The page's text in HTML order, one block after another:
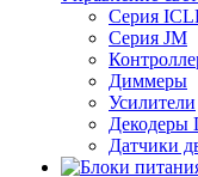
Серия
Серия JM
Диммеры
Усилители
Декодеры
Датчики